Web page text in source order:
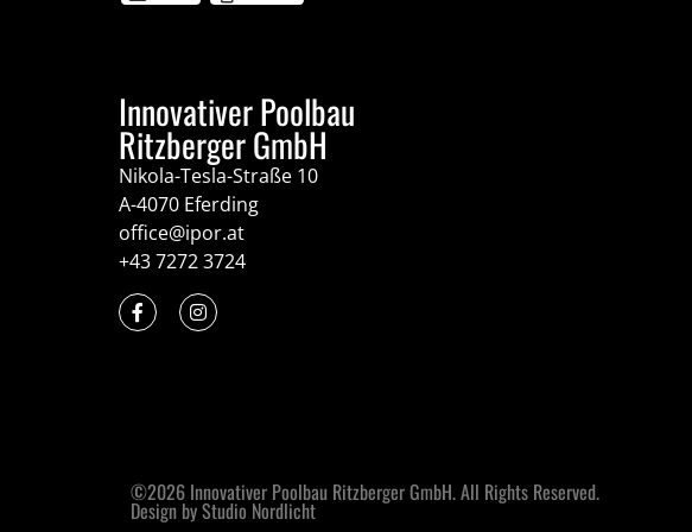
Innovativer Poolbau
Ritzberger GmbH
Nikola-Tesla-Straße 10
A-4070 Eferding
office@ipor.at
+43 7272 3724
©2026 Innovativer Poolbau Ritzberger GmbH. All Rights Reserved.
Design by Studio Nordlicht